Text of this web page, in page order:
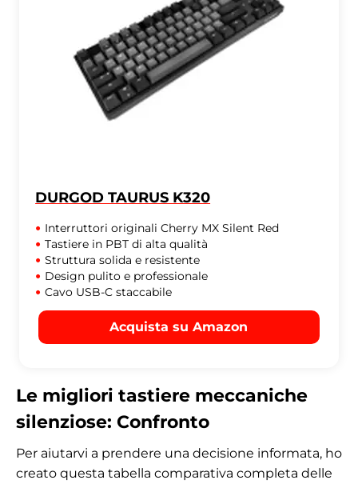
DURGOD TAURUS K320
Interruttori originali Cherry MX Silent Red
Tastiere in PBT di alta qualità
Struttura solida e resistente
Design pulito e professionale
Cavo USB-C staccabile
Acquista su Amazon
Le migliori tastiere meccaniche
silenziose: Confronto
Per aiutarvi a prendere una decisione informata, ho
creato questa tabella comparativa completa delle